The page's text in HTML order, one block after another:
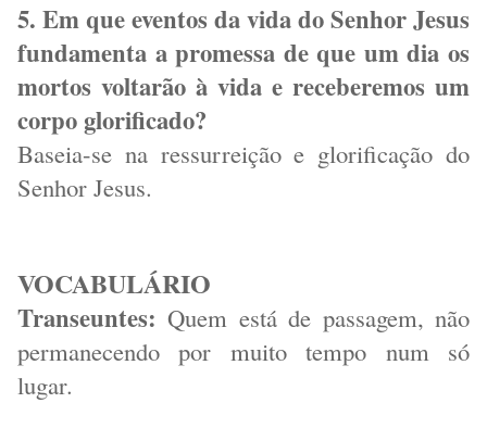
5. Em que eventos da vida do Senhor Jesus
fundamenta a promessa de que um dia os
mortos voltarão à vida e receberemos um
corpo glorificado?
Baseia-se na ressurreição e glorificação do
Senhor Jesus.
VOCABULÁRIO
Transeuntes:Quem está de passagem, não
permanecendo por muito tempo num só
lugar.